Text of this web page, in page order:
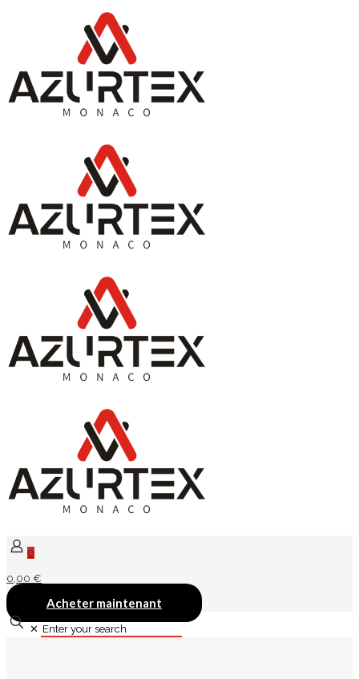
0
0,00 €
Acheter maintenant
✕